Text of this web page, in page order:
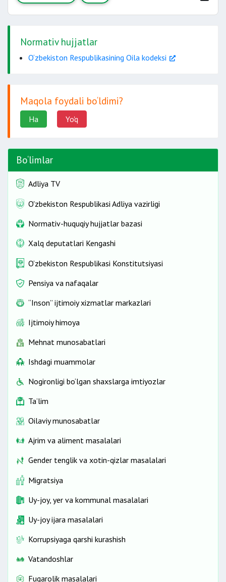
Normativ hujjatlar
O‘zbekiston Respublikasining Oila kodeksi
Maqola foydali bo‘ldimi?
Ha Yo'q
Bo‘limlar
Adliya TV
O'zbekiston Respublikasi Adliya vazirligi
Normativ-huquqiy hujjatlar bazasi
Xalq deputatlari Kengashi
O‘zbekiston Respublikasi Konstitutsiyasi
Pensiya va nafaqalar
“Inson” ijtimoiy xizmatlar markazlari
Ijtimoiy himoya
Mehnat munosabatlari
Ishdagi muammolar
Nogironligi bo‘lgan shaxslarga imtiyozlar
Ta’lim
Oilaviy munosabatlar
Ajrim va aliment masalalari
Gender tenglik va xotin-qizlar masalalari
Migratsiya
Uy-joy, yer va kommunal masalalari
Uy-joy ijara masalalari
Korrupsiyaga qarshi kurashish
Vatandoshlar
Fuqarolik masalalari